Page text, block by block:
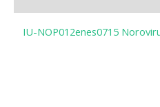
IU-NOP012enes0715